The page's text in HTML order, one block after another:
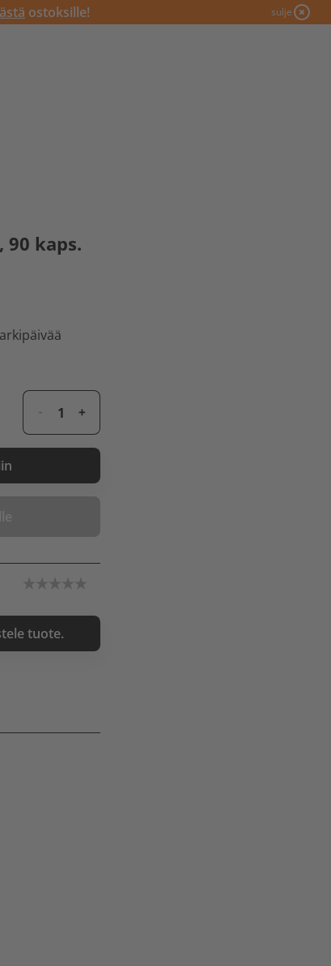
ostoksille! sulje
90 kaps.
tuote.